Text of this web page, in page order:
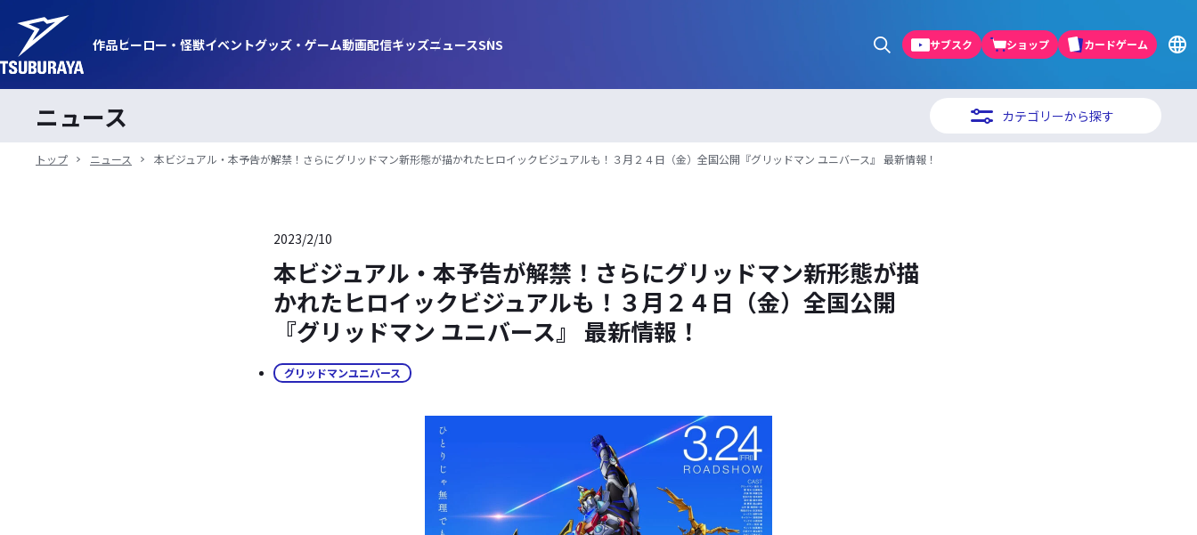
作品ヒーロー・ 怪獣イベントグッズ・ ゲーム動画配信キッズニュースSNS サブスク ショップ カードゲーム
ニュース カテゴリーから探す
トップ ニュース 本ビジュアル・本予告が解禁！さらにグリッドマン新形態が描かれたヒロイックビジュアルも！３月２４日（金）全国公開『グリッドマン ユニバース』 最新情報！
2023/2/10
本ビジュアル・本予告が解禁！さらにグリッドマン新形態が描
かれたヒロイックビジュアルも！３月２４日（金）全国公開
『グリッドマン ユニバース』 最新情報！
グリッドマンユニバース